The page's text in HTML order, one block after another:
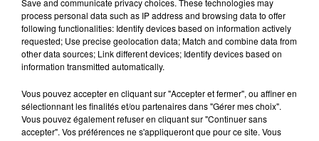
23 juillet 2026
process personal data such as IP address and browsing data to offer
following functionalities: Identify devices based on information actively
requested; Use precise geolocation data; Match and combine data from
other data sources; Link different devices; Identify devices based on
information transmitted automatically.
Vous pouvez accepter en cliquant sur "Accepter et fermer", ou affiner en
sélectionnant les finalités et/ou partenaires dans "Gérer mes choix".
Vous pouvez également refuser en cliquant sur "Continuer sans
accepter". Vos préférences ne s'appliqueront que pour ce site. Vous